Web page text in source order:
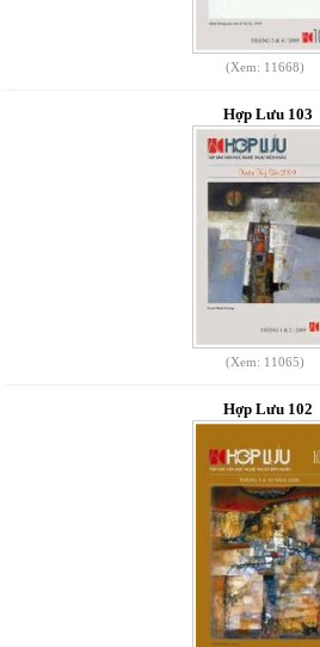
(Xem: 11668)
Hợp Lưu 103
(Xem: 11065)
Hợp Lưu 102